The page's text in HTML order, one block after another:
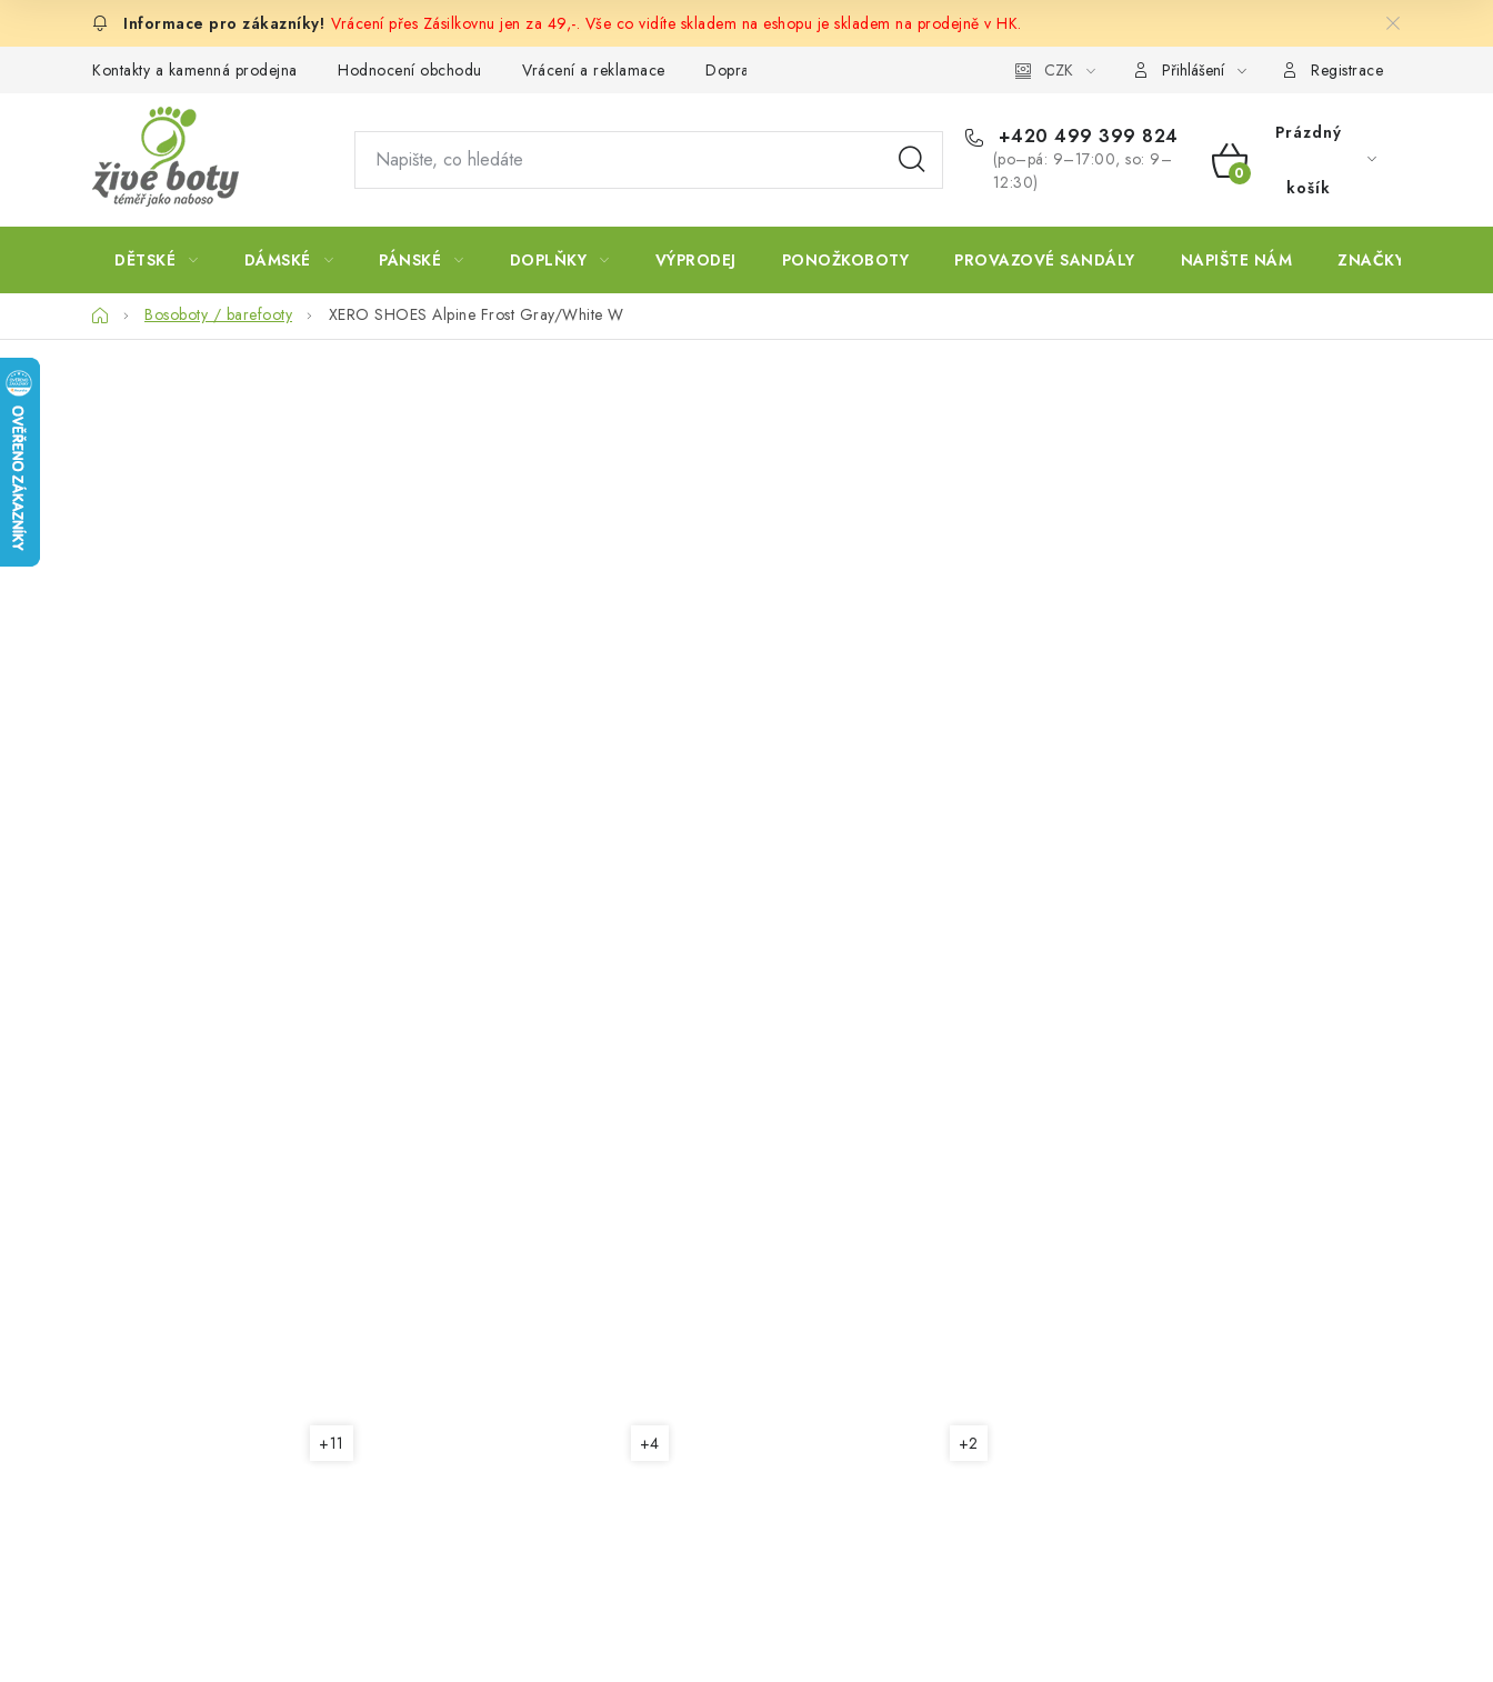
Vrácení přes Zásilkovnu jen za 49,-. Vše co vidíte skladem na eshopu je skladem na prodejně v HK.
Kontakty a kamenná prodejna Hodnocení obchodu Vrácení a reklamace Doprava a platba CZK Přihlášení Registrace
+420 499 399 824
(po–pá: 9–17:00, so: 9–
12:30)
NÁKUPNÍ
KOŠÍK
Prázdný
košík
DĚTSKÉ DÁMSKÉ PÁNSKÉ DOPLŇKY VÝPRODEJ PONOŽKOBOTY PROVAZOVÉ SANDÁLY NAPIŠTE NÁM ZNAČKY
DomůBosoboty / barefooty XERO SHOES Alpine Frost Gray/White W